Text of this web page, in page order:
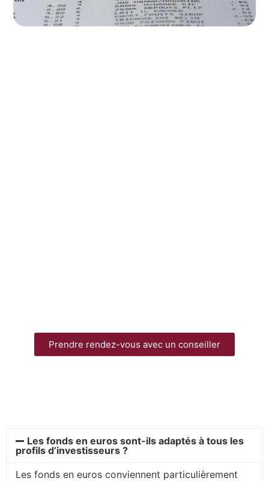
Prendre rendez-vous avec un conseiller
Les fonds en euros sont-ils adaptés à tous les
profils d’investisseurs ?
Les fonds en euros conviennent particulièrement